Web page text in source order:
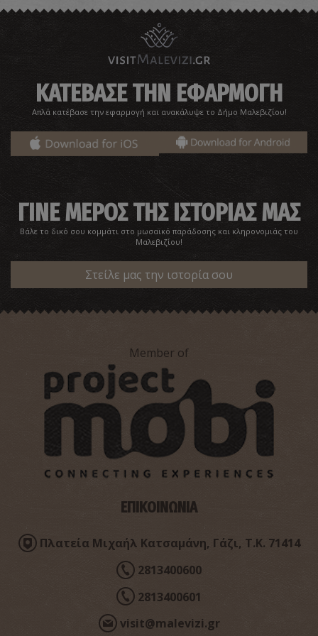
Μονή Ιερουσαλήμ
ΒΥΖΑΝΤΙΟ ~2.6Km
«Κρύα Βρύση» στον Τύλισο
Ναός Αγίου Αντωνίου
ΒΥΖΑΝΤΙΟ ~2.9Km
ΚΑΤΕΒΑΣΕ ΤΗΝ ΕΦΑΡΜΟΓΗ
Απλά κατέβασε την εφαρμογή και ανακάλυψε το Δήμο Μαλεβιζίου!
ΓΙΝΕ ΜΕΡΟΣ ΤΗΣ ΙΣΤΟΡΙΑΣ ΜΑΣ
Βάλε το δικό σου κομμάτι στο μωσαϊκό παράδοσης και κληρονομιάς του
Μαλεβιζίου!
Στείλε μας την ιστορία σου
Member of
ΕΠΙΚΟΙΝΩΝΙΑ
Πλατεία Μιχαήλ Κατσαμάνη, Γάζι, Τ.Κ. 71414
2813400600
2813400601
visit@malevizi.gr